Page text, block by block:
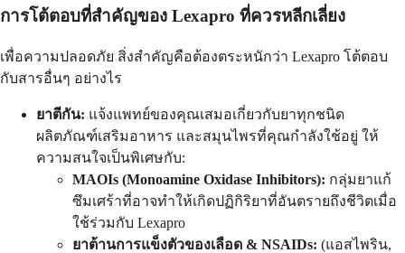
การโต้ตอบที่สำคัญของ Lexapro ที่ควรหลีกเลี่ยง
เพื่อความปลอดภัย สิ่งสำคัญคือต้องตระหนักว่า Lexapro โต้ตอบ
กับสารอื่นๆ อย่างไร
ยาตีกัน: แจ้งแพทย์ของคุณเสมอเกี่ยวกับยาทุกชนิด
ผลิตภัณฑ์เสริมอาหาร และสมุนไพรที่คุณกำลังใช้อยู่ ให้
ความสนใจเป็นพิเศษกับ:
MAOIs (Monoamine Oxidase Inhibitors): กลุ่มยาแก้
ซึมเศร้าที่อาจทำให้เกิดปฏิกิริยาที่อันตรายถึงชีวิตเมื่อ
ใช้ร่วมกับ Lexapro
ยาต้านการแข็งตัวของเลือด & NSAIDs: (แอสไพริน,